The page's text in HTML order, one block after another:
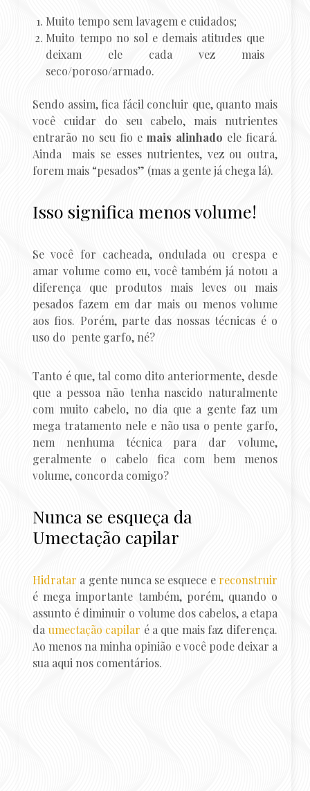
Muito tempo sem lavagem e cuidados;
Muito tempo no sol e demais atitudes que
deixam ele cada vez mais
seco/poroso/armado.
Sendo assim, fica fácil concluir que, quanto mais
você cuidar do seu cabelo, mais nutrientes
entrarão no seu fio e mais alinhado ele ficará.
Ainda mais se esses nutrientes, vez ou outra,
forem mais “pesados” (mas a gente já chega lá).
Isso significa menos volume!
Se você for cacheada, ondulada ou crespa e
amar volume como eu, você também já notou a
diferença que produtos mais leves ou mais
pesados fazem em dar mais ou menos volume
aos fios. Porém, parte das nossas técnicas é o
uso do pente garfo, né?
Tanto é que, tal como dito anteriormente, desde
que a pessoa não tenha nascido naturalmente
com muito cabelo, no dia que a gente faz um
mega tratamento nele e não usa o pente garfo,
nem nenhuma técnica para dar volume,
geralmente o cabelo fica com bem menos
volume, concorda comigo?
Nunca se esqueça da
Umectação capilar
Hidratar a gente nunca se esquece e reconstruir
é mega importante também, porém, quando o
assunto é diminuir o volume dos cabelos, a etapa
da umectação capilar é a que mais faz diferença.
Ao menos na minha opinião e você pode deixar a
sua aqui nos comentários.